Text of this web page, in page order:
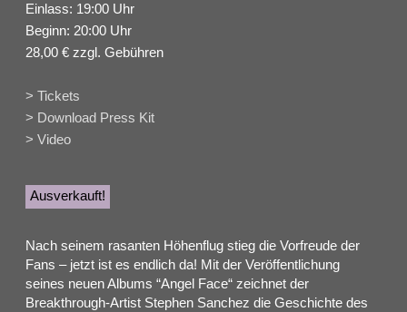
Einlass: 19:00 Uhr
Beginn: 20:00 Uhr
28,00 € zzgl. Gebühren
> Tickets
> Download Press Kit
> Video
Ausverkauft!
Nach seinem rasanten Höhenflug stieg die Vorfreude der
Fans – jetzt ist es endlich da! Mit der Veröffentlichung
seines neuen Albums “Angel Face“ zeichnet der
Breakthrough-Artist Stephen Sanchez die Geschichte des